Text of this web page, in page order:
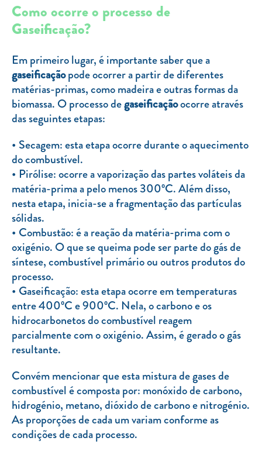
Documentos úteis
Política de privacidade
Livro de reclamações
Clientes com necessidades especiais
Clientes prioritários
Resolução alternativa de litígios
Como ocorre o processo de
Gaseificação?
Em primeiro lugar, é importante saber que a
gaseificaçãopode ocorrer a partir de diferentes
matérias-primas, como madeira e outras formas da
biomassa. O processo degaseificaçãoocorre através
das seguintes etapas:
Secagem: esta etapa ocorre durante o aquecimento
do combustível.
Pirólise: ocorre a vaporização das partes voláteis da
matéria-prima a pelo menos 300ºC. Além disso,
nesta etapa, inicia-se a fragmentação das partículas
sólidas.
Combustão: é a reação da matéria-prima com o
oxigénio. O que se queima pode ser parte do gás de
síntese, combustível primário ou outros produtos do
processo.
Gaseificação: esta etapa ocorre em temperaturas
entre 400ºC e 900ºC. Nela, o carbono e os
hidrocarbonetos do combustível reagem
parcialmente com o oxigénio. Assim, é gerado o gás
resultante.
Convém mencionar que esta mistura de gases de
combustível é composta por: monóxido de carbono,
hidrogénio, metano, dióxido de carbono e nitrogénio.
As proporções de cada um variam conforme as
condições de cada processo.